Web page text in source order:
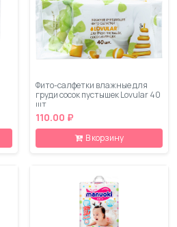
Фито-салфетки влажные для
груди сосок пустышек Lovular 40
шт
110.00 ₽
В корзину